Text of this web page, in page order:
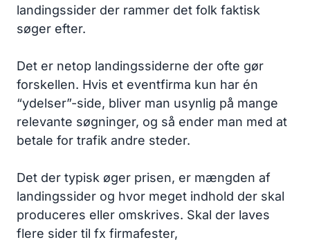
landingssider der rammer det folk faktisk
søger efter.
Det er netop landingssiderne der ofte gør
forskellen. Hvis et eventfirma kun har én
“ydelser”-side, bliver man usynlig på mange
relevante søgninger, og så ender man med at
betale for trafik andre steder.
Det der typisk øger prisen, er mængden af
landingssider og hvor meget indhold der skal
produceres eller omskrives. Skal der laves
flere sider til fx firmafester,